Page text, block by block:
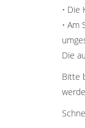
• Die
• Am
Die
Bitte